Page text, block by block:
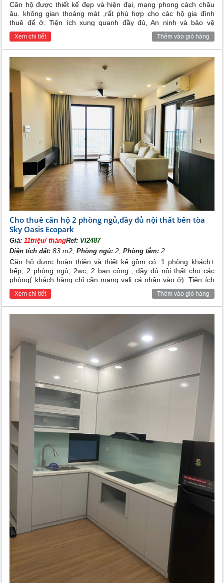
Căn hộ được thiết kế đẹp và hiện đại, mang phong cách châu
âu. không gian thoáng mát ,rất phù hợp cho các hộ gia đình
thuê để ở. Tiện ích xung quanh đầy đủ, An ninh và bảo vệ
24/24h
Xem chi tiết Thêm vào giỏ hàng
Cho thuê căn hộ 2 phòng ngủ,đầy đủ nội thất bên tòa
Sky Oasis Ecopark
Giá:11triệu/ thángRef: VI2487
Diện tích đất: 83 m2,Phòng ngủ: 2,Phòng tắm: 2
Căn hộ được hoàn thiện và thiết kế gồm có: 1 phòng khách+
bếp, 2 phòng ngủ, 2wc, 2 ban công , đầy đủ nội thất cho các
phòng( khách hàng chỉ cần mang vali cá nhân vào ở). Tiện ích
xung quanh đầy đủ( trường học liên cấp 123, nhà trẻ, siêu thị,
nhà hàng, quán cafe, sân tennis, bể bơi ngoài trời...), an ninh và
bảo vệ 24/24h
Xem chi tiết Thêm vào giỏ hàng